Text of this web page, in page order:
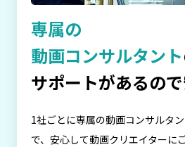
専属の
動画コンサルタント
サポートがあるの
1社ごとに専属の動画コンサルタ
で、安心して動画クリエイターに